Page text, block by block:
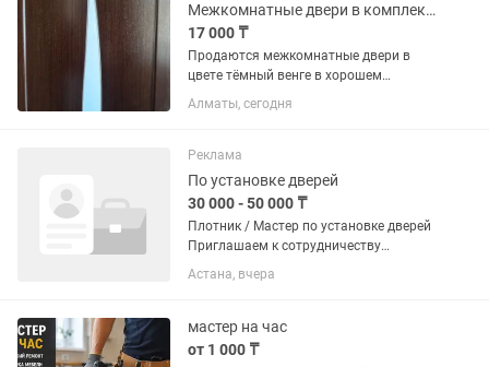
Межкомнатные двери в комплекте в отличном состоянии
17 000 ₸
Продаются межкомнатные двери в
цвете тёмный венге в хорошем
состоянии - 7 штук Есть два варианта
дизайна: двери с декоративной
дверь с небольшими стеклянными...
Алматы, сегодня
Реклама
По установке дверей
30 000 - 50 000 ₸
Плотник / Мастер по установке дверей
Приглашаем к сотрудничеству
опытных плотников для выполнения
заказов через приложение Яндекс. Что
межкомнатных и входных дверей;
•монтаж...
Астана, вчера
мастер на час
от 1 000 ₸